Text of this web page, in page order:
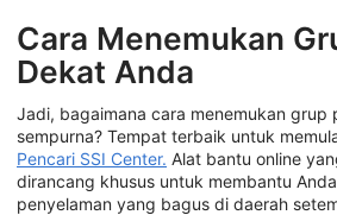
Cara Menemukan
Dekat Anda
Jadi, bagaimana cara menemukan grup
sempurna? Tempat terbaik untuk
Pencari SSI Center. Alat bantu online
dirancang khusus untuk membantu
penyelaman yang bagus di daerah